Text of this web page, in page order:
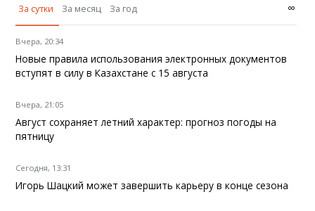
За сутки
За месяц За год ∞
Вчера, 20:34
Новые правила использования электронных документов
вступят в силу в Казахстане с 15 августа
Вчера, 21:05
Август сохраняет летний характер: прогноз погоды на
пятницу
Сегодня, 13:31
Игорь Шацкий может завершить карьеру в конце сезона